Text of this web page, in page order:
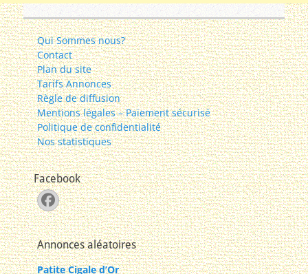
Qui Sommes nous?
Contact
Plan du site
Tarifs Annonces
Règle de diffusion
Mentions légales – Paiement sécurisé
Politique de confidentialité
Nos statistiques
Facebook
Facebook
Annonces aléatoires
Patite Cigale d’Or